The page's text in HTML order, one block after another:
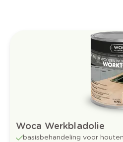
Woca Werkbladolie
basisbehandeling voor